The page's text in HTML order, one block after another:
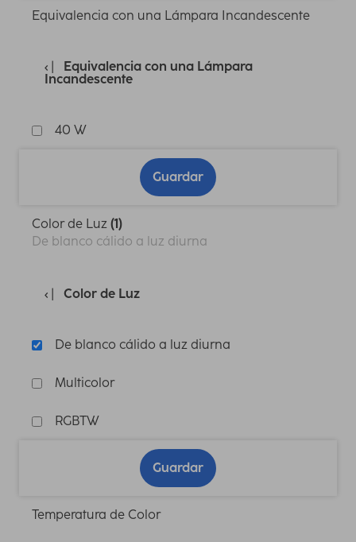
Equivalencia con una Lámpara Incandescente
Equivalencia con una Lámpara
Incandescente
40 W
Guardar
Color de Luz (1)
De blanco cálido a luz diurna
Color de Luz
De blanco cálido a luz diurna
Multicolor
RGBTW
Guardar
Temperatura de Color